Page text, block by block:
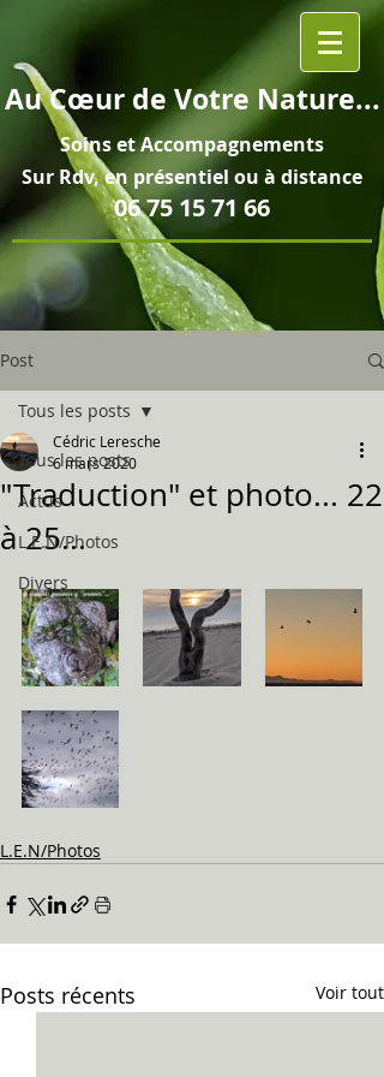
AuCœurde Votre Nature...
Soins etAccompagnements
Sur Rdv, en présentiel ou à distance
06 75 15 71 66
Post
Tous les posts
Actus
L.E.N/Photos
Divers
Tous les posts
"Traduction" et photo... 22
à 25...
Cédric Leresche
6 mars 2020
L.E.N/Photos
Posts récents Voir tout